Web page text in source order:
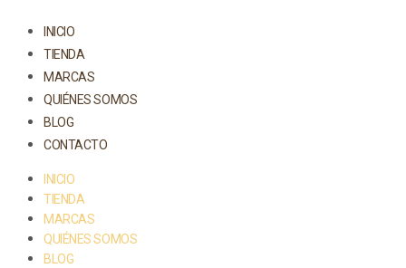
INICIO
TIENDA
MARCAS
QUIÉNES SOMOS
BLOG
CONTACTO
INICIO
TIENDA
MARCAS
QUIÉNES SOMOS
BLOG